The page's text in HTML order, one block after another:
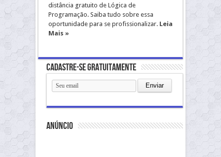
distância gratuito de Lógica de
Programação. Saiba tudo sobre essa
oportunidade para se profissionalizar. Leia
Mais »
Cadastre-se gratuitamente
anúncio